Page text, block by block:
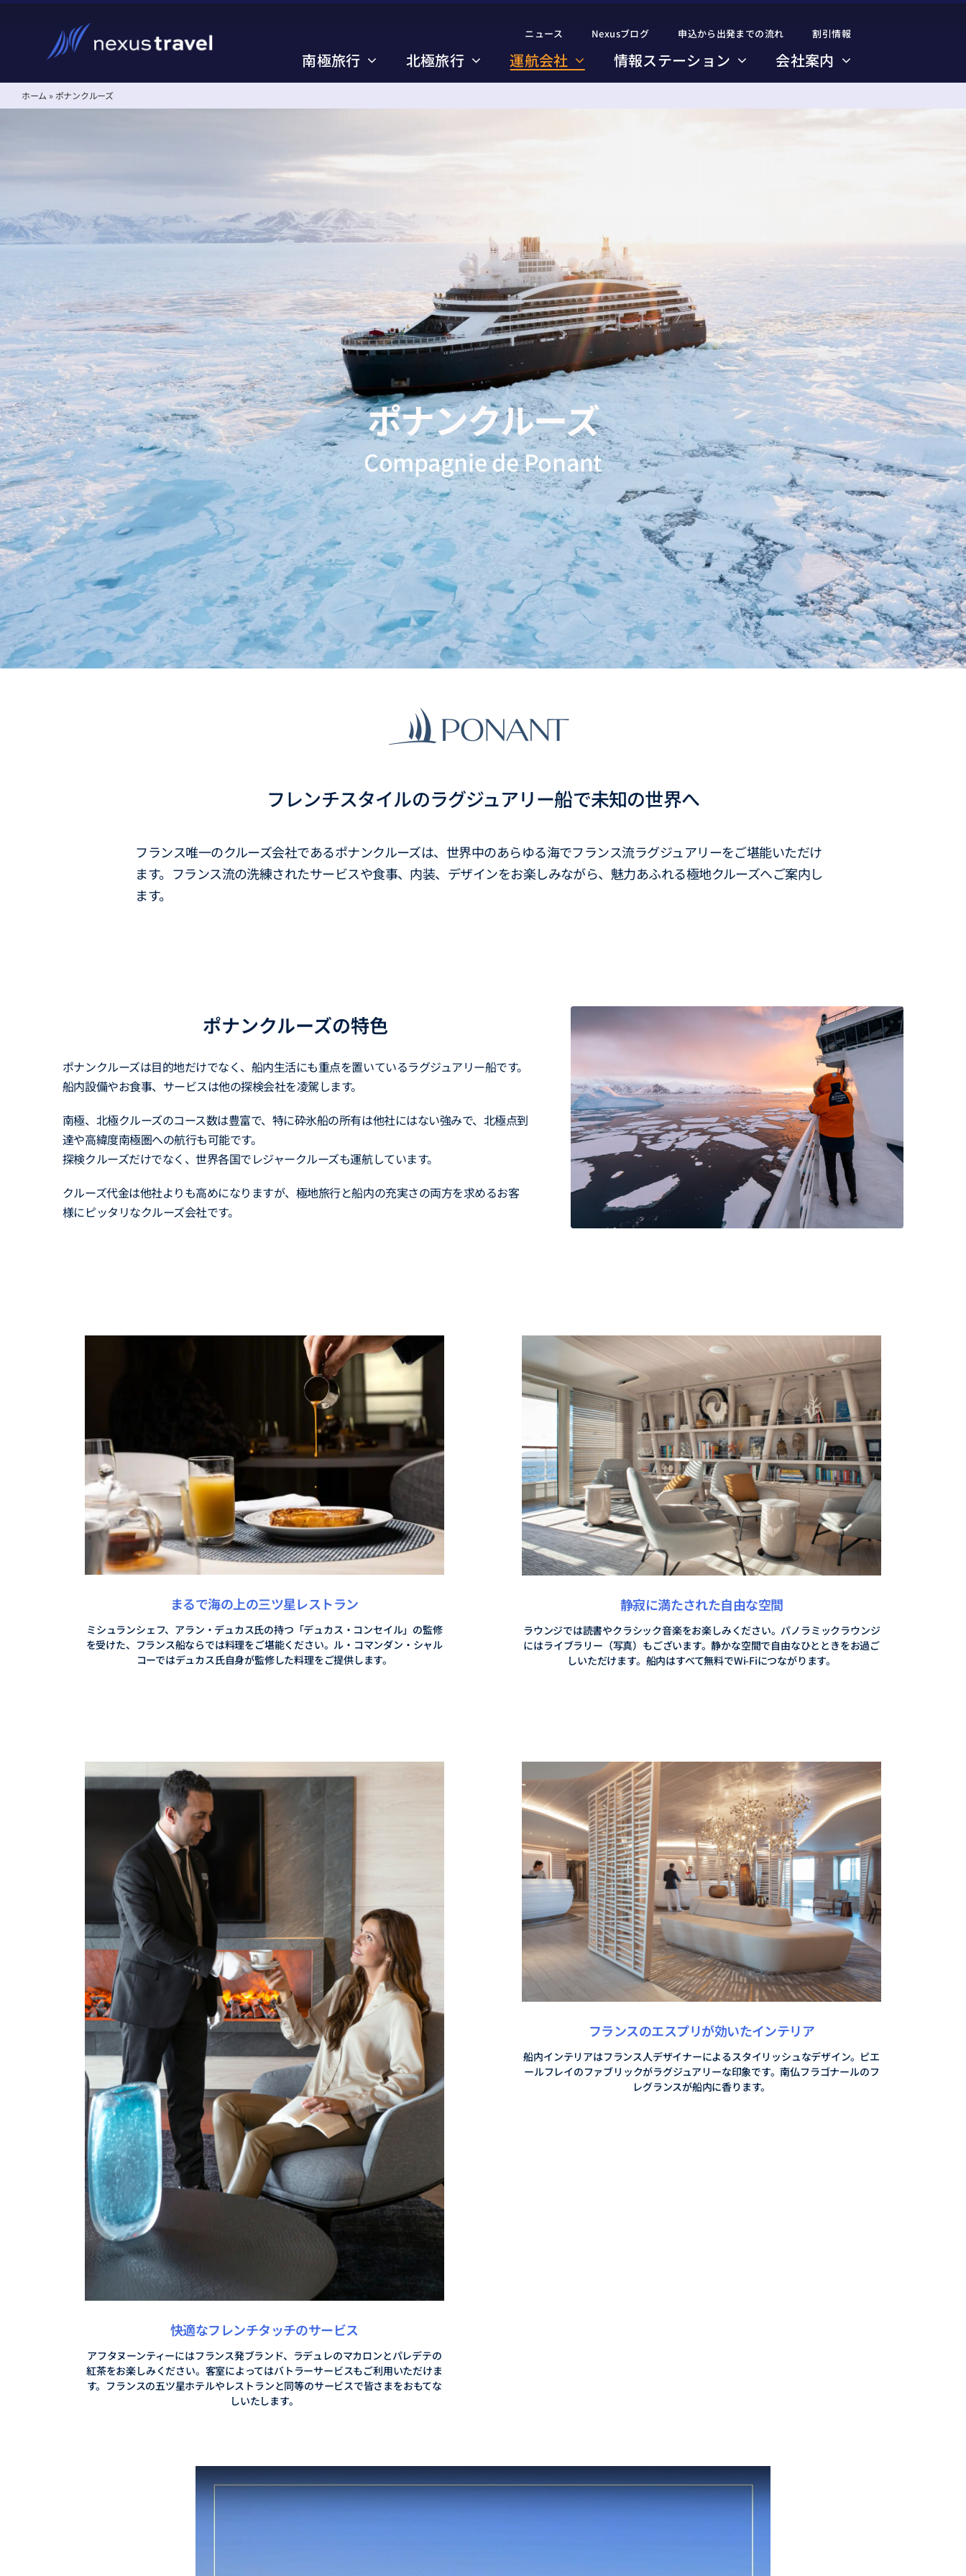
ニュース Nexusブログ 申込から出発までの流れ 割引情報
南極旅行
失敗しない南極旅行の選び方のポイント
北極旅行 運航会社 情報ステーション 会社案内
ニュース Nexusブログ 申込から出発までの流れ 割引情報
南極旅行
失敗しない南極旅行の選び方のポイント
北極旅行 運航会社 情報ステーション 会社案内
ホーム » ポナンクルーズ
ポナンクルーズ
Compagnie de Ponant
フレンチスタイルのラグジュアリー船で未知の世界へ
フランス唯一のクルーズ会社であるポナンクルーズは、世界中のあらゆる海でフランス流ラグジュアリーをご堪能いただけ
ます。フランス流の洗練されたサービスや食事、内装、デザインをお楽しみながら、魅力あふれる極地クルーズへご案内し
ます。
ポナンクルーズの特色
ポナンクルーズは目的地だけでなく、船内生活にも重点を置いているラグジュアリー船です。
船内設備やお食事、サービスは他の探検会社を凌駕します。
南極、北極クルーズのコース数は豊富で、特に砕氷船の所有は他社にはない強みで、北極点到
達や高緯度南極圏への航行も可能です。
探検クルーズだけでなく、世界各国でレジャークルーズも運航しています。
クルーズ代金は他社よりも高めになりますが、極地旅行と船内の充実さの両方を求めるお客
様にピッタリなクルーズ会社です。
まるで海の上の三ツ星レストラン
ミシュランシェフ、アラン・デュカス氏の持つ「デュカス・コンセイル」の監修
を受けた、フランス船ならでは料理をご堪能ください。ル・コマンダン・シャル
コーではデュカス氏自身が監修した料理をご提供します。
静寂に満たされた自由な空間
ラウンジでは読書やクラシック音楽をお楽しみください。パノラミックラウンジ
にはライブラリー（写真）もございます。静かな空間で自由なひとときをお過ご
しいただけます。船内はすべて無料でWi-Fiにつながります。
快適なフレンチタッチのサービス
アフタヌーンティーにはフランス発ブランド、ラデュレのマカロンとパレデテの
紅茶をお楽しみください。客室によってはバトラーサービスもご利用いただけま
す。フランスの五ツ星ホテルやレストランと同等のサービスで皆さまをおもてな
しいたします。
フランスのエスプリが効いたインテリア
船内インテリアはフランス人デザイナーによるスタイリッシュなデザイン。ピエ
ールフレイのファブリックがラグジュアリーな印象です。南仏フラゴナールのフ
レグランスが船内に香ります。